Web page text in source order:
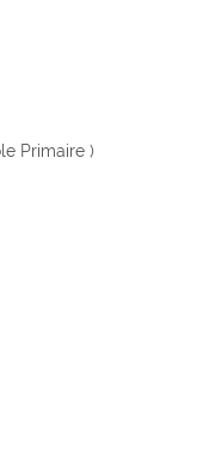
Primaire )